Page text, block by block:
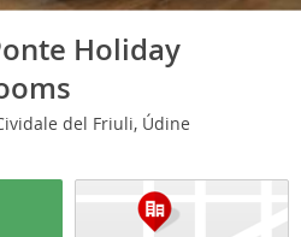
Holiday
del Friuli, Údine